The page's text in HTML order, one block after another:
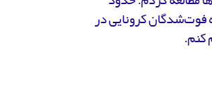
فوت‌شدگان کرونایی در
کنم.